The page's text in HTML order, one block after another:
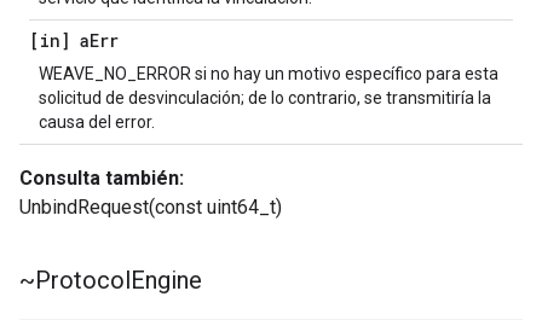
[in] aErr
WEAVE_NO_ERROR si no hay un motivo específico para esta
solicitud de desvinculación; de lo contrario, se transmitiría la
causa del error.
Consulta también:
UnbindRequest(const uint64_t)
~ProtocolEngine